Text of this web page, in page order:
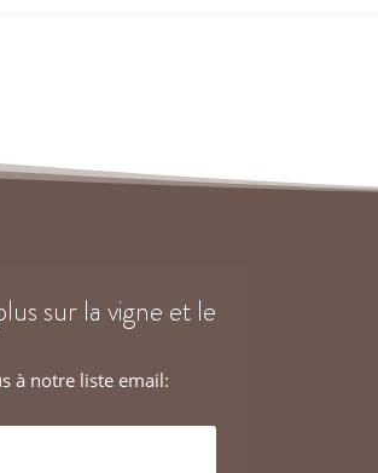
sur la vigne et le
à notre liste email: